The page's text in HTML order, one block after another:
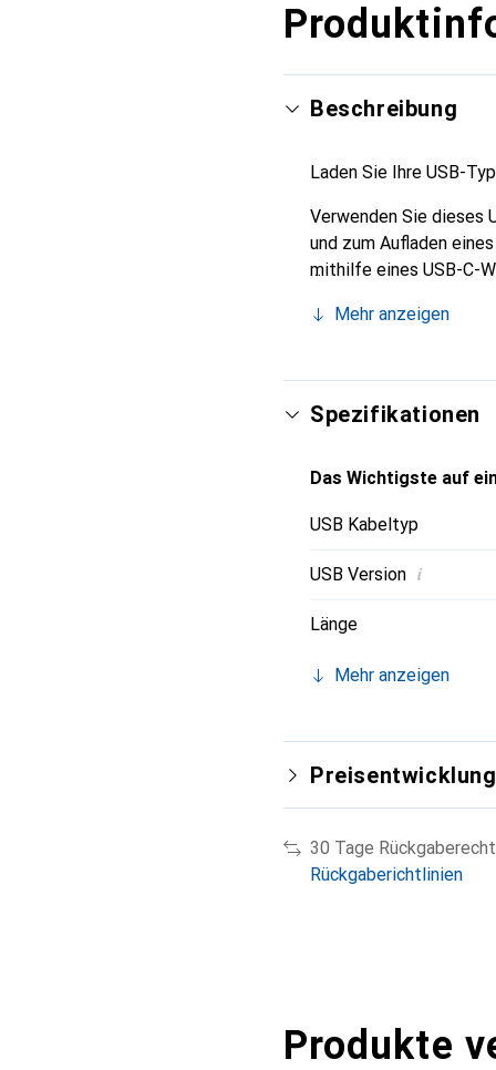
Beschreibung
Laden Sie Ihre USB-
Verwenden Sie dieses
und zum Aufladen
mithilfe eines USB-C-
Mehr anzeigen
Spezifikationen
Das Wichtigste auf
USB Kabeltyp
USB Version i
Länge
Mehr anzeigen
Preisentwicklung
30 Tage Rückgaberecht
Rückgaberichtlinien
Produkte